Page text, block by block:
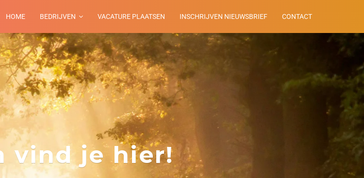
HOME BEDRIJVEN VACATURE PLAATSEN INSCHRIJVEN NIEUWSBRIEF CONTACT
vind je hier!